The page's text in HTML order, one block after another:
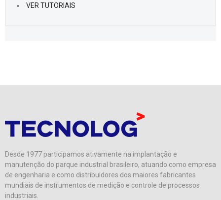
VER TUTORIAIS
Desde 1977 participamos ativamente na implantação e
manutenção do parque industrial brasileiro, atuando como empresa
de engenharia e como distribuidores dos maiores fabricantes
mundiais de instrumentos de medição e controle de processos
industriais.